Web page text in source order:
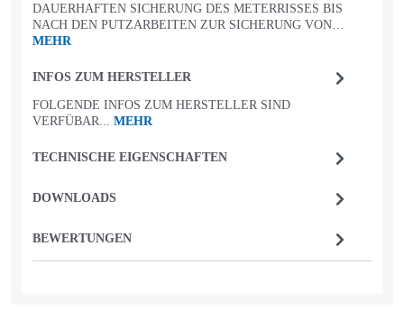
DAUERHAFTEN SICHERUNG DES METERRISSES BIS
NACH DEN PUTZARBEITEN ZUR SICHERUNG VON…
MEHR
INFOS ZUM HERSTELLER
FOLGENDE INFOS ZUM HERSTELLER SIND
VERFÜBAR... MEHR
TECHNISCHE EIGENSCHAFTEN
DOWNLOADS
BEWERTUNGEN